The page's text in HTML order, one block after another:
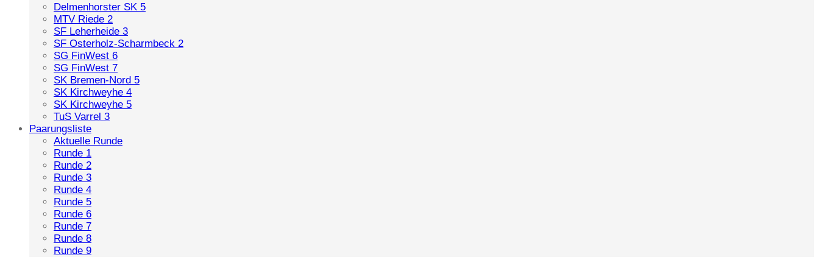
Delmenhorster SK 5
MTV Riede 2
SF Leherheide 3
SF Osterholz-Scharmbeck 2
SG FinWest 6
SG FinWest 7
SK Bremen-Nord 5
SK Kirchweyhe 4
SK Kirchweyhe 5
TuS Varrel 3
Paarungsliste
Aktuelle Runde
Runde 1
Runde 2
Runde 3
Runde 4
Runde 5
Runde 6
Runde 7
Runde 8
Runde 9